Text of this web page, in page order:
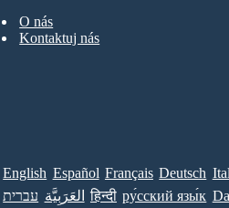
O nás
Kontaktuj nás
English Español Français Deutsch
עברית العَرَبِيَّة हिन्दी ру́сский язы́к